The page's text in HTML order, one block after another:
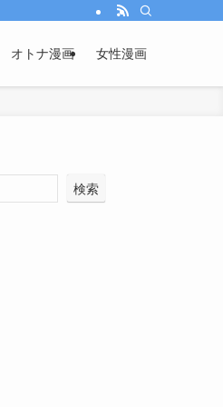
オトナ漫画 女性漫画
検索